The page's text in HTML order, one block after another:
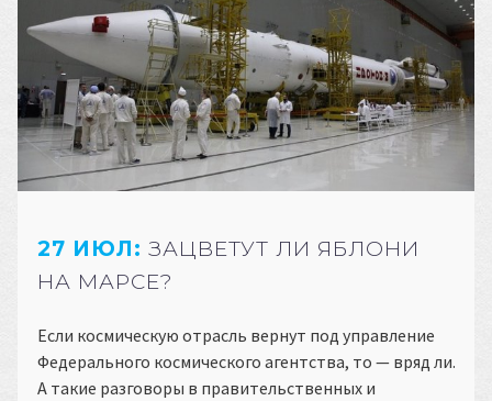
27 ИЮЛ: ЗАЦВЕТУТ ЛИ ЯБЛОНИ
НА МАРСЕ?
Если космическую отрасль вернут под управление
Федерального космического агентства, то — вряд ли.
А такие разговоры в правительственных и